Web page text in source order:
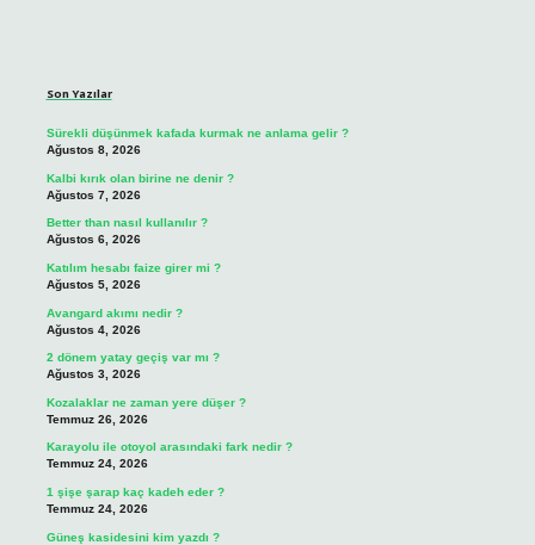
Son Yazılar
Sürekli düşünmek kafada kurmak ne anlama gelir ?
Ağustos 8, 2026
Kalbi kırık olan birine ne denir ?
Ağustos 7, 2026
Better than nasıl kullanılır ?
Ağustos 6, 2026
Katılım hesabı faize girer mi ?
Ağustos 5, 2026
Avangard akımı nedir ?
Ağustos 4, 2026
2 dönem yatay geçiş var mı ?
Ağustos 3, 2026
Kozalaklar ne zaman yere düşer ?
Temmuz 26, 2026
Karayolu ile otoyol arasındaki fark nedir ?
Temmuz 24, 2026
1 şişe şarap kaç kadeh eder ?
Temmuz 24, 2026
Güneş kasidesini kim yazdı ?